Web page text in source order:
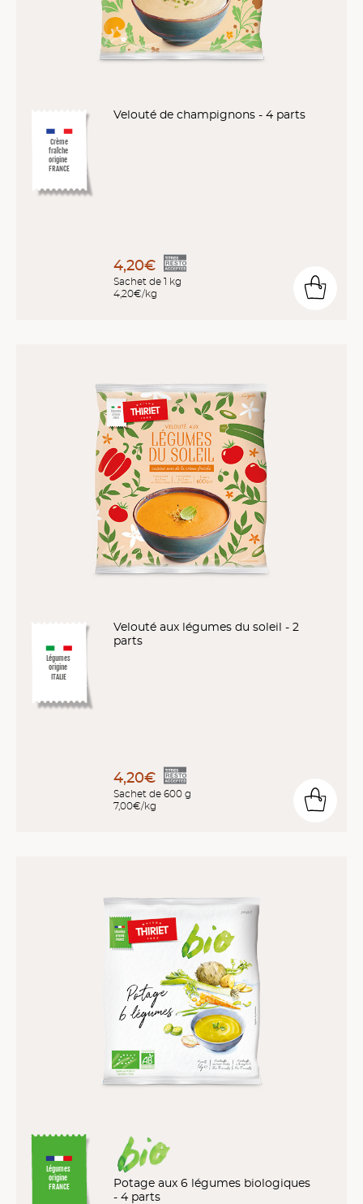
Crème
fraîche
origine
FRANCE
Velouté de champignons - 4 parts
4,20€
Sachet de 1 kg
4,20€/kg
Légumes
origine
ITALIE
Velouté aux légumes du soleil - 2
parts
4,20€
Sachet de 600 g
7,00€/kg
Légumes
origine
FRANCE
Potage aux 6 légumes biologiques
- 4 parts